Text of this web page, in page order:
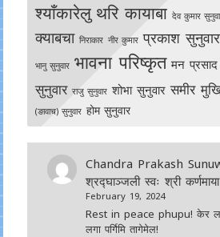
श्याँकारेलु थरि कायाबा देव कुमार
क्याबचा निराकार नीर कुमार प्रकाश सुनुवार
भानु सुनुवार भावना परिष्कृत मन प्रसाद
सुनुवार राजु सुनुवार शोभा सुनुवार समीर
(ङावाच) सुनुवार होम सुनुवार
Chandra Prakash
श्रद्घाञ्जली स्वः श्री
February 19, 2024
Rest in peace phupu! केर
लगा पर्गिमि तागेमेल!